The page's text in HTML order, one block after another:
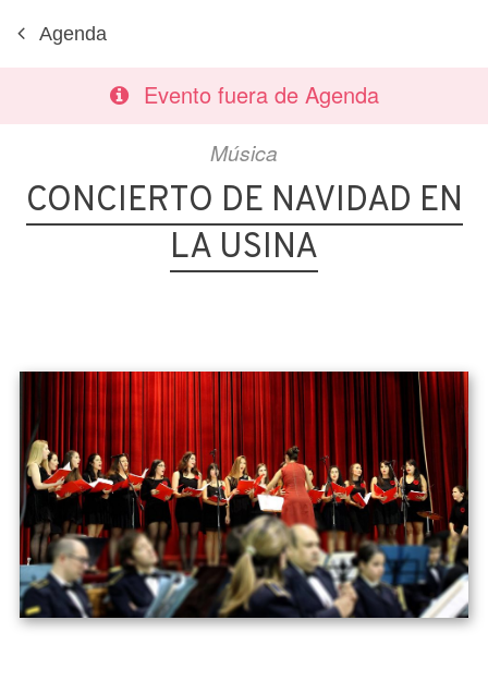
Agenda
Evento fuera de Agenda
Música
CONCIERTO DE NAVIDAD EN
LA USINA